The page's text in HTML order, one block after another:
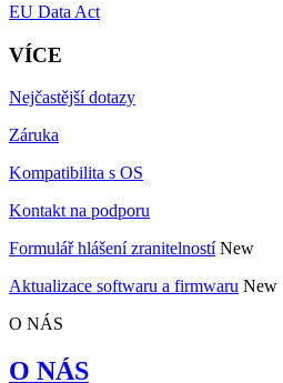
EU Data Act
VÍCE
Nejčastější dotazy
Záruka
Kompatibilita s OS
Kontakt na podporu
Formulář hlášení zranitelností New
Aktualizace softwaru a firmwaru New
O NÁS
O NÁS